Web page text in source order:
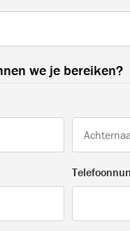
we je bereiken?